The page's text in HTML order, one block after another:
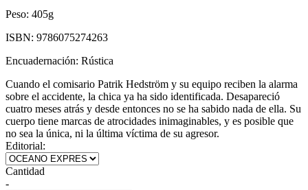
Peso: 405g
ISBN: 9786075274263
Encuadernación: Rústica
Cuando el comisario Patrik Hedström y su equipo reciben la alarma
sobre el accidente, la chica ya ha sido identificada. Desapareció
cuatro meses atrás y desde entonces no se ha sabido nada de ella. Su
cuerpo tiene marcas de atrocidades inimaginables, y es posible que
no sea la única, ni la última víctima de su agresor.
Editorial:
Cantidad
-